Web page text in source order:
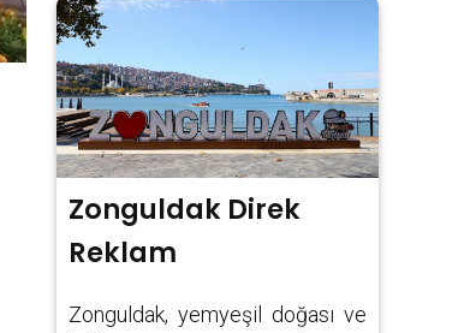
Zonguldak Direk
Reklam
Zonguldak, yemyeşil doğası ve